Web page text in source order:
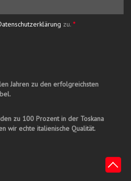
zu. *
Jahren zu den erfolgreichsten
zu 100 Prozent in der Toskana
wir echte italienische Qualität.